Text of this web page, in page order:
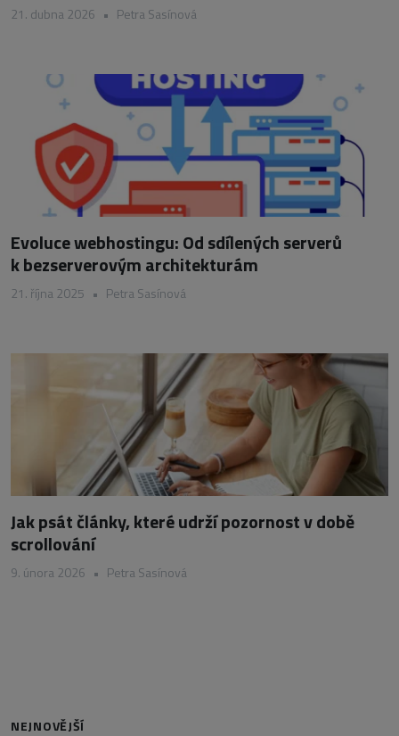
21. dubna 2026 • Petra Sasínová
Evoluce webhostingu: Od sdílených serverů
k bezserverovým architekturám
21. října 2025 • Petra Sasínová
Jak psát články, které udrží pozornost v době
scrollování
9. února 2026 • Petra Sasínová
NEJNOVĚJŠÍ